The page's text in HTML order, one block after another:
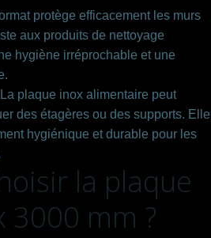
protège efficacement les murs
aux produits de nettoyage
hygiène irréprochable et une
plaque inox alimentaire peut
des étagères ou des supports. Elle
hygiénique et durable pour les
la plaque
3000 mm ?